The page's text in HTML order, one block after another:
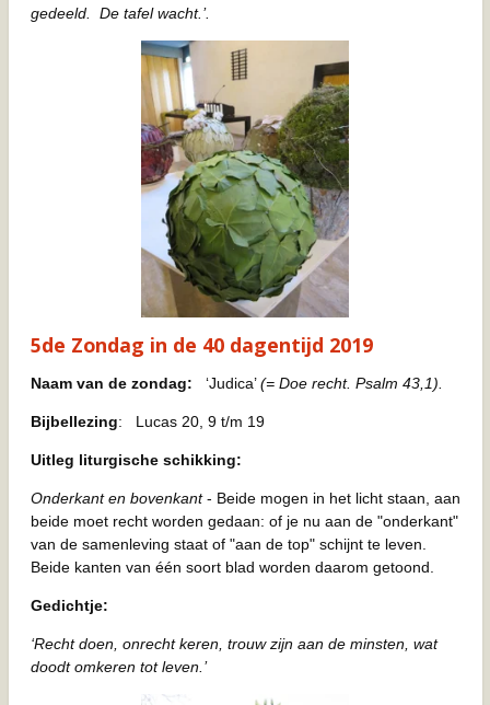
gedeeld. De tafel wacht.’.
5de Zondag in de 40 dagentijd 2019
Naam van de zondag: ‘Judica’(= Doe recht. Psalm 43,1).
Bijbellezing: Lucas 20, 9 t/m 19
Uitleg liturgische schikking:
Onderkant en bovenkant- Beide mogen in het licht staan, aan
beide moet recht worden gedaan: of je nu aan de "onderkant"
van de samenleving staat of "aan de top" schijnt te leven.
Beide kanten van één soort blad worden daarom getoond.
Gedichtje:
‘Recht doen, onrecht keren, trouw zijn aan de minsten, wat
doodt omkeren tot leven.’